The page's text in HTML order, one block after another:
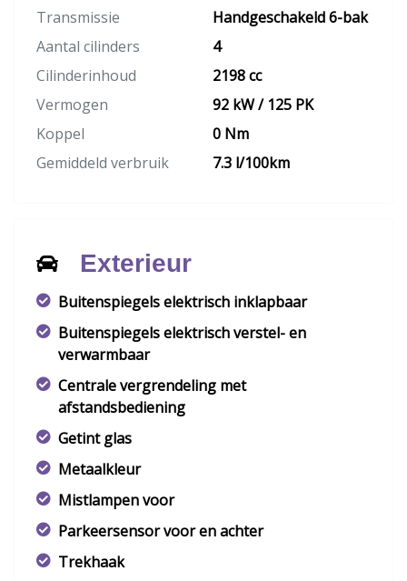
Transmissie
Handgeschakeld 6-bak
Aantal cilinders
4
Cilinderinhoud
2198 cc
Vermogen
92 kW / 125 PK
Koppel
0 Nm
Gemiddeld verbruik
7.3 l/100km
Exterieur
Buitenspiegels elektrisch inklapbaar
Buitenspiegels elektrisch verstel- en
verwarmbaar
Centrale vergrendeling met
afstandsbediening
Getint glas
Metaalkleur
Mistlampen voor
Parkeersensor voor en achter
Trekhaak